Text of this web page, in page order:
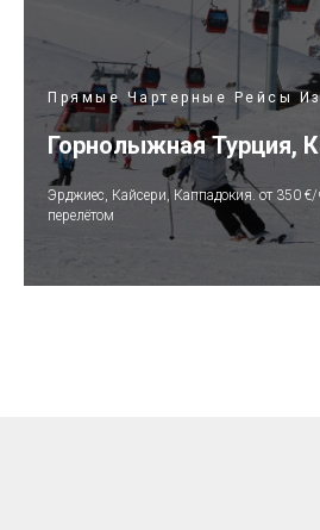
Прямые Чартерные Рейсы
Горнолыжная Турция,
Эрджиес, Кайсери, Каппадокия. от 350 €/
перелётом